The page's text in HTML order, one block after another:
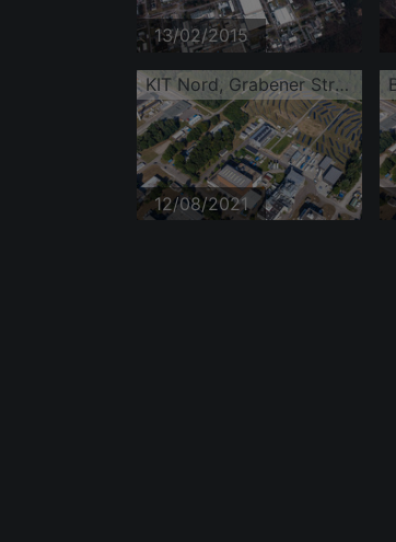
13/02/2015
KIT Nord, Grabener Straße
12/08/2021